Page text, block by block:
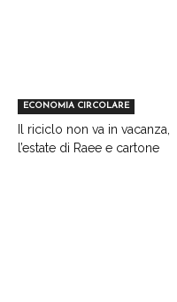
ECONOMIA CIRCOLARE
Il riciclo non va in vacanza,
l’estate di Raee e cartone